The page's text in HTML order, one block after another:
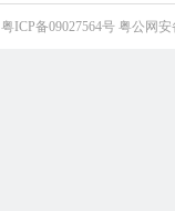
粤ICP备09027564号 粤公网安